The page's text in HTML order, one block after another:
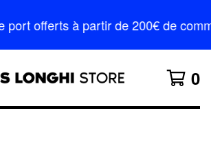
port offerts à partir de 200€ de
0